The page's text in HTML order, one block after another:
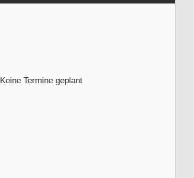
Keine Termine geplant